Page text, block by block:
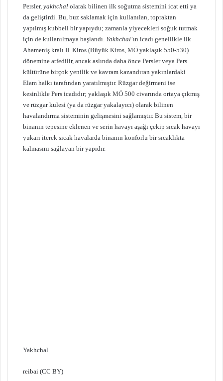
Persler, yakhchal olarak bilinen ilk soğutma sistemini icat etti ya
da geliştirdi. Bu, buz saklamak için kullanılan, topraktan
yapılmış kubbeli bir yapıydu; zamanla yiyecekleri soğuk tutmak
için de kullanılmaya başlandı. Yakhchal’ın icadı genellikle ilk
Ahameniş kralı II. Kiros (Büyük Kiros, MÖ yaklaşık 550-530)
dönemine atfedilir, ancak aslında daha önce Persler veya Pers
kültürüne birçok yenilik ve kavram kazandıran yakınlardaki
Elam halkı tarafından yaratılmıştır. Rüzgar değirmeni ise
kesinlikle Pers icadıdır; yaklaşık MÖ 500 civarında ortaya çıkmış
ve rüzgar kulesi (ya da rüzgar yakalayıcı) olarak bilinen
havalandırma sisteminin gelişmesini sağlamıştır. Bu sistem, bir
binanın tepesine eklenen ve serin havayı aşağı çekip sıcak havayı
yukarı iterek sıcak havalarda binanın konforlu bir sıcaklıkta
kalmasını sağlayan bir yapıdır.
Yakhchal
reibai (CC BY)